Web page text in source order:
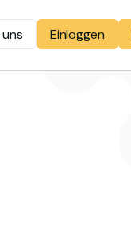
Einloggen